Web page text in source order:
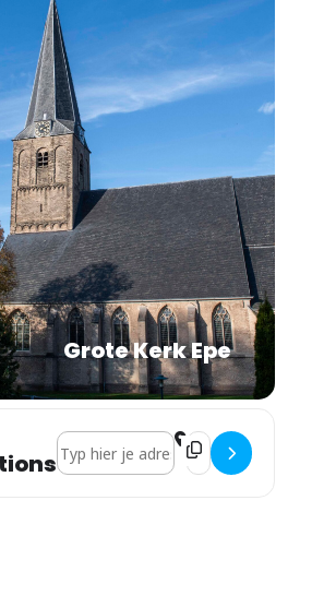
Grote Kerk Epe
Address - Avonden met Zin en Kleur:
Destination